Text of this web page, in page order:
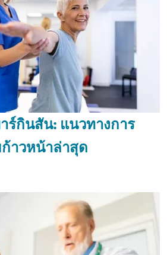
ร์กินสัน: แนวทางการ
าวหน้าล่าสุด